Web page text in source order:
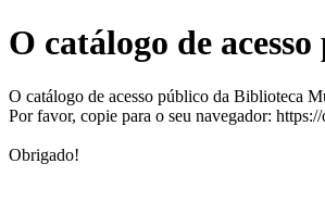
O catálogo de
O catálogo de acesso público da Biblioteca
Por favor, copie para o seu navegador:
Obrigado!